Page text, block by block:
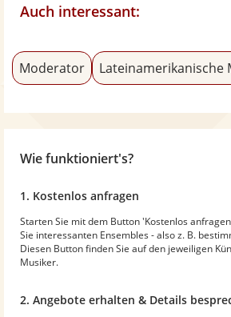
Auch interessant:
Moderator Lateinamerikanische
Wie funktioniert's?
1. Kostenlos anfragen
Starten Sie mit dem Button 'Kostenlos
Sie interessanten Ensembles - also z. B.
Diesen Button finden Sie auf den jeweiligen
Musiker.
2. Angebote erhalten & Details